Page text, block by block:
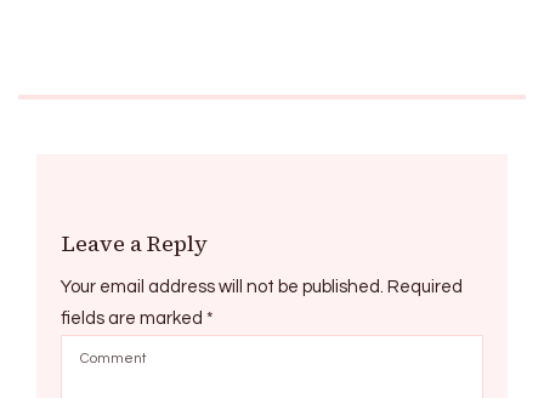
Leave a Reply
Your email address will not be published. Required
fields are marked *